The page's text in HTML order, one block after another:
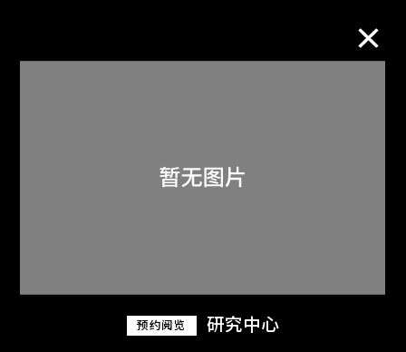
预约阅览 研究中心
关于M+藏品
探索世界顶级的二十及二十一世纪视觉